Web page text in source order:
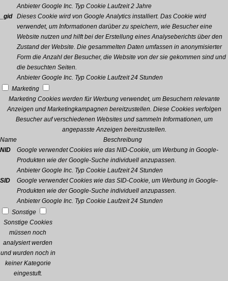
Anbieter Google Inc. Typ Cookie Laufzeit 2 Jahre
_gid
Dieses Cookie wird von Google Analytics installiert. Das Cookie wird
verwendet, um Informationen darüber zu speichern, wie Besucher eine
Website nutzen und hilft bei der Erstellung eines Analyseberichts über den
Zustand der Website. Die gesammelten Daten umfassen in anonymisierter
Form die Anzahl der Besucher, die Website von der sie gekommen sind und
die besuchten Seiten.
Anbieter Google Inc. Typ Cookie Laufzeit 24 Stunden
Marketing
Marketing Cookies werden für Werbung verwendet, um Besuchern relevante
Anzeigen und Marketingkampagnen bereitzustellen. Diese Cookies verfolgen
Besucher auf verschiedenen Websites und sammeln Informationen, um
angepasste Anzeigen bereitzustellen.
Name
Beschreibung
NID
Google verwendet Cookies wie das NID-Cookie, um Werbung in Google-
Produkten wie der Google-Suche individuell anzupassen.
Anbieter Google Inc. Typ Cookie Laufzeit 24 Stunden
SID
Google verwendet Cookies wie das SID-Cookie, um Werbung in Google-
Produkten wie der Google-Suche individuell anzupassen.
Anbieter Google Inc. Typ Cookie Laufzeit 24 Stunden
Sonstige
Sonstige Cookies
müssen noch
analysiert werden
und wurden noch in
keiner Kategorie
eingestuft.